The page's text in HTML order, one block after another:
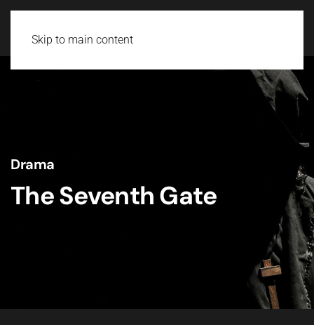
Skip to main content
Drama
The Seventh Gate